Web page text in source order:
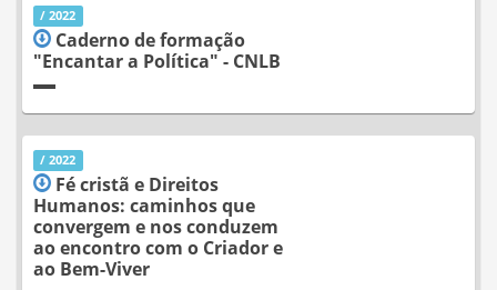
/ 2022
Caderno de formação
"Encantar a Política" - CNLB
/ 2022
Fé cristã e Direitos
Humanos: caminhos que
convergem e nos conduzem
ao encontro com o Criador e
ao Bem-Viver